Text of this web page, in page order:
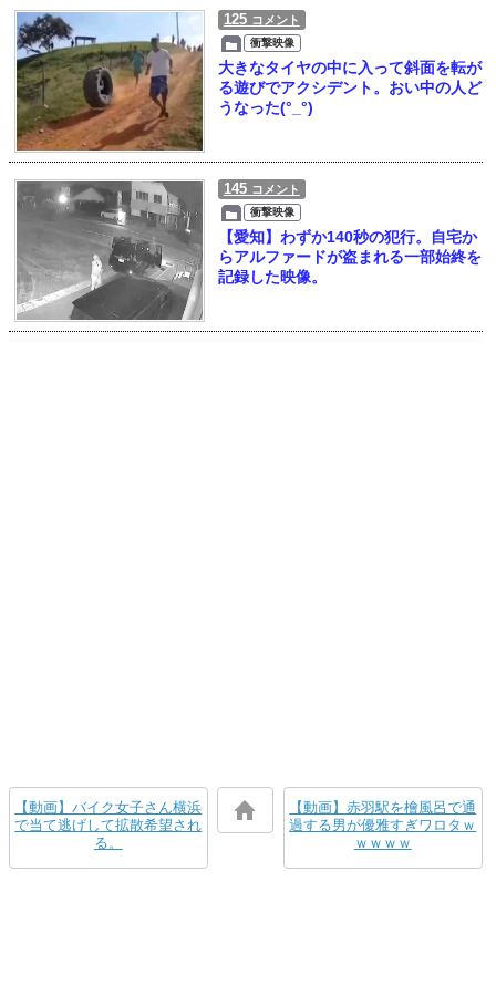
125 コメント
衝撃映像
大きなタイヤの中に入って斜面を転が
る遊びでアクシデント。おい中の人ど
うなった(°_°)
145 コメント
衝撃映像
【愛知】わずか140秒の犯行。自宅か
らアルファードが盗まれる一部始終を
記録した映像。
【動画】バイク女子さん横浜
で当て逃げして拡散希望され
る。
【動画】赤羽駅を檜風呂で通
過する男が優雅すぎワロタｗ
ｗｗｗｗ